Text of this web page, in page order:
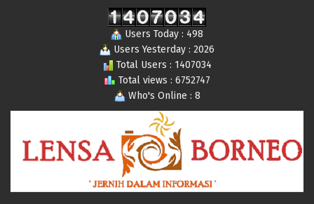
Users Today : 498
Users Yesterday : 2026
Total Users : 1407034
Total views : 6752747
Who's Online : 8